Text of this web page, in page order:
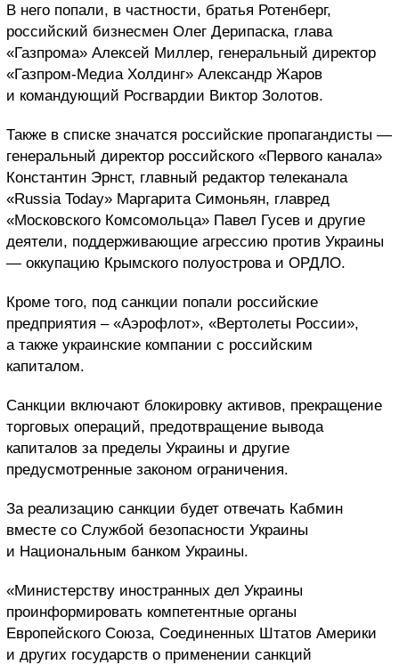
В него попали, в частности, братья Ротенберг,
российский бизнесмен Олег Дерипаска, глава
«Газпрома» Алексей Миллер, генеральный директор
«Газпром-Медиа Холдинг» Александр Жаров
и командующий Росгвардии Виктор Золотов.
Также в списке значатся российские пропагандисты —
генеральный директор российского «Первого канала»
Константин Эрнст, главный редактор телеканала
«Russia Today» Маргарита Симоньян, главред
«Московского Комсомольца» Павел Гусев и другие
деятели, поддерживающие агрессию против Украины
— оккупацию Крымского полуострова и ОРДЛО.
Кроме того, под санкции попали российские
предприятия – «Аэрофлот», «Вертолеты России»,
а также украинские компании с российским
капиталом.
Санкции включают блокировку активов, прекращение
торговых операций, предотвращение вывода
капиталов за пределы Украины и другие
предусмотренные законом ограничения.
За реализацию санкции будет отвечать Кабмин
вместе со Службой безопасности Украины
и Национальным банком Украины.
«Министерству иностранных дел Украины
проинформировать компетентные органы
Европейского Союза, Соединенных Штатов Америки
и других государств о применении санкций